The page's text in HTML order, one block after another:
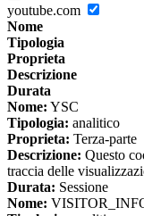
youtube.com
Nome
Tipologia
Proprieta
Descrizione
Durata
Nome: YSC
Tipologia: analitico
Proprieta: Terza-parte
Descrizione: Questo
traccia delle
Durata: Sessione
Nome: